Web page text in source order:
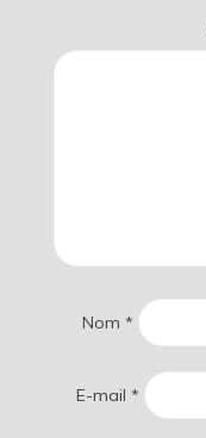
Nom *
E-mail *